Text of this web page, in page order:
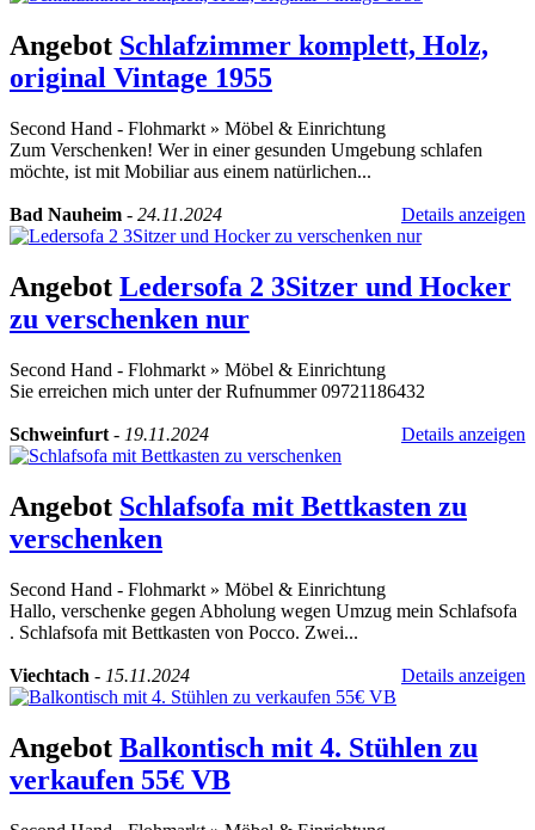
Angebot Schlafzimmer komplett, Holz,
original Vintage 1955
Second Hand - Flohmarkt » Möbel & Einrichtung
Zum Verschenken! Wer in einer gesunden Umgebung schlafen
möchte, ist mit Mobiliar aus einem natürlichen...
Bad Nauheim - 24.11.2024 Details anzeigen
Angebot Ledersofa 2 3Sitzer und Hocker
zu verschenken nur
Second Hand - Flohmarkt » Möbel & Einrichtung
Sie erreichen mich unter der Rufnummer 09721186432
Schweinfurt - 19.11.2024 Details anzeigen
Angebot Schlafsofa mit Bettkasten zu
verschenken
Second Hand - Flohmarkt » Möbel & Einrichtung
Hallo, verschenke gegen Abholung wegen Umzug mein Schlafsofa
. Schlafsofa mit Bettkasten von Pocco. Zwei...
Viechtach - 15.11.2024 Details anzeigen
Angebot Balkontisch mit 4. Stühlen zu
verkaufen 55€ VB